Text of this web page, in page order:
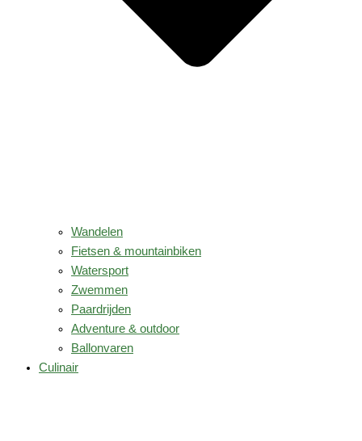
Wandelen
Fietsen & mountainbiken
Watersport
Zwemmen
Paardrijden
Adventure & outdoor
Ballonvaren
Culinair